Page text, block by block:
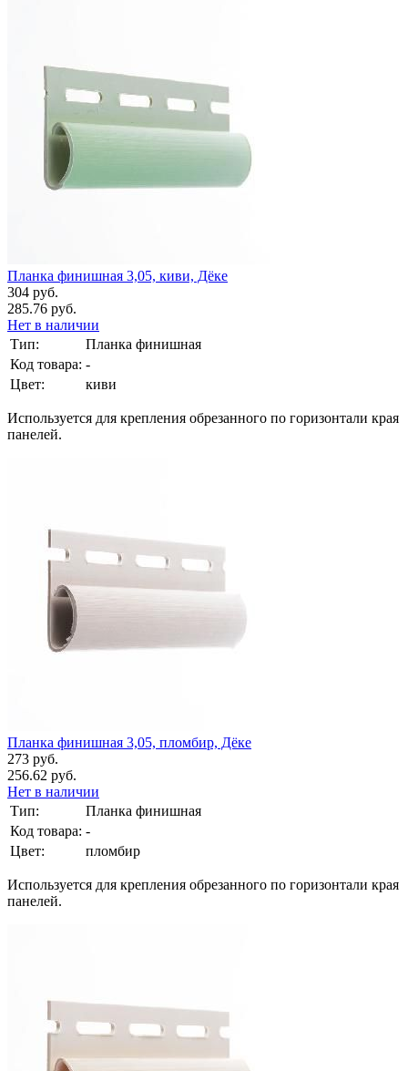
Планка финишная 3,05, киви, Дёке
304 руб.
285.76 руб.
Нет в наличии
Тип:
Планка финишная
Код товара: -
Цвет:
киви
Используется для крепления обрезанного по горизонтали края
панелей.
Планка финишная 3,05, пломбир, Дёке
273 руб.
256.62 руб.
Нет в наличии
Тип:
Планка финишная
Код товара: -
Цвет:
пломбир
Используется для крепления обрезанного по горизонтали края
панелей.